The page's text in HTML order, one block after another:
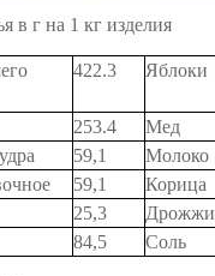
в г на 1 кг изделия
422.3 Яблоки
253.4 Мед
59,1 Молоко
59,1 Корица
25,3 Дрожжи
84,5 Соль